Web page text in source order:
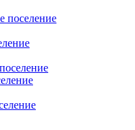
поселение